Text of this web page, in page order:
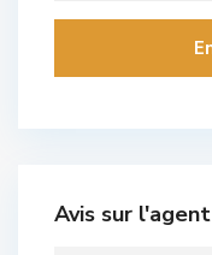
Avis sur l'agent